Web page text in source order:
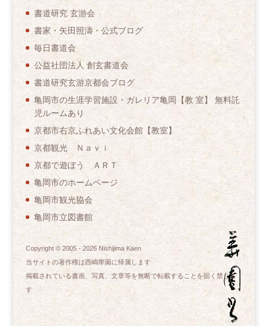
書道研究 玄游会
書家・矢田照濤・公式ブログ
毎日書道会
公益社団法人 創玄書道会
書道研究玄游京都会ブログ
亀岡市の生涯学習施設・ガレリア亀岡【教 室】 無料託
児ルームあり
京都市右京ふれあい文化会館【教室】
京都観光 Ｎａｖｉ
京都で遊ぼう ＡＲＴ
亀岡市のホームページ
亀岡市観光協会
亀岡市立図書館
Copyright © 2005 - 2026Nishijima Kaen
当サイトの著作権は西嶋華園に帰属します
掲載されている書画、写真、文章等を無断で転載することを固く禁じま
す